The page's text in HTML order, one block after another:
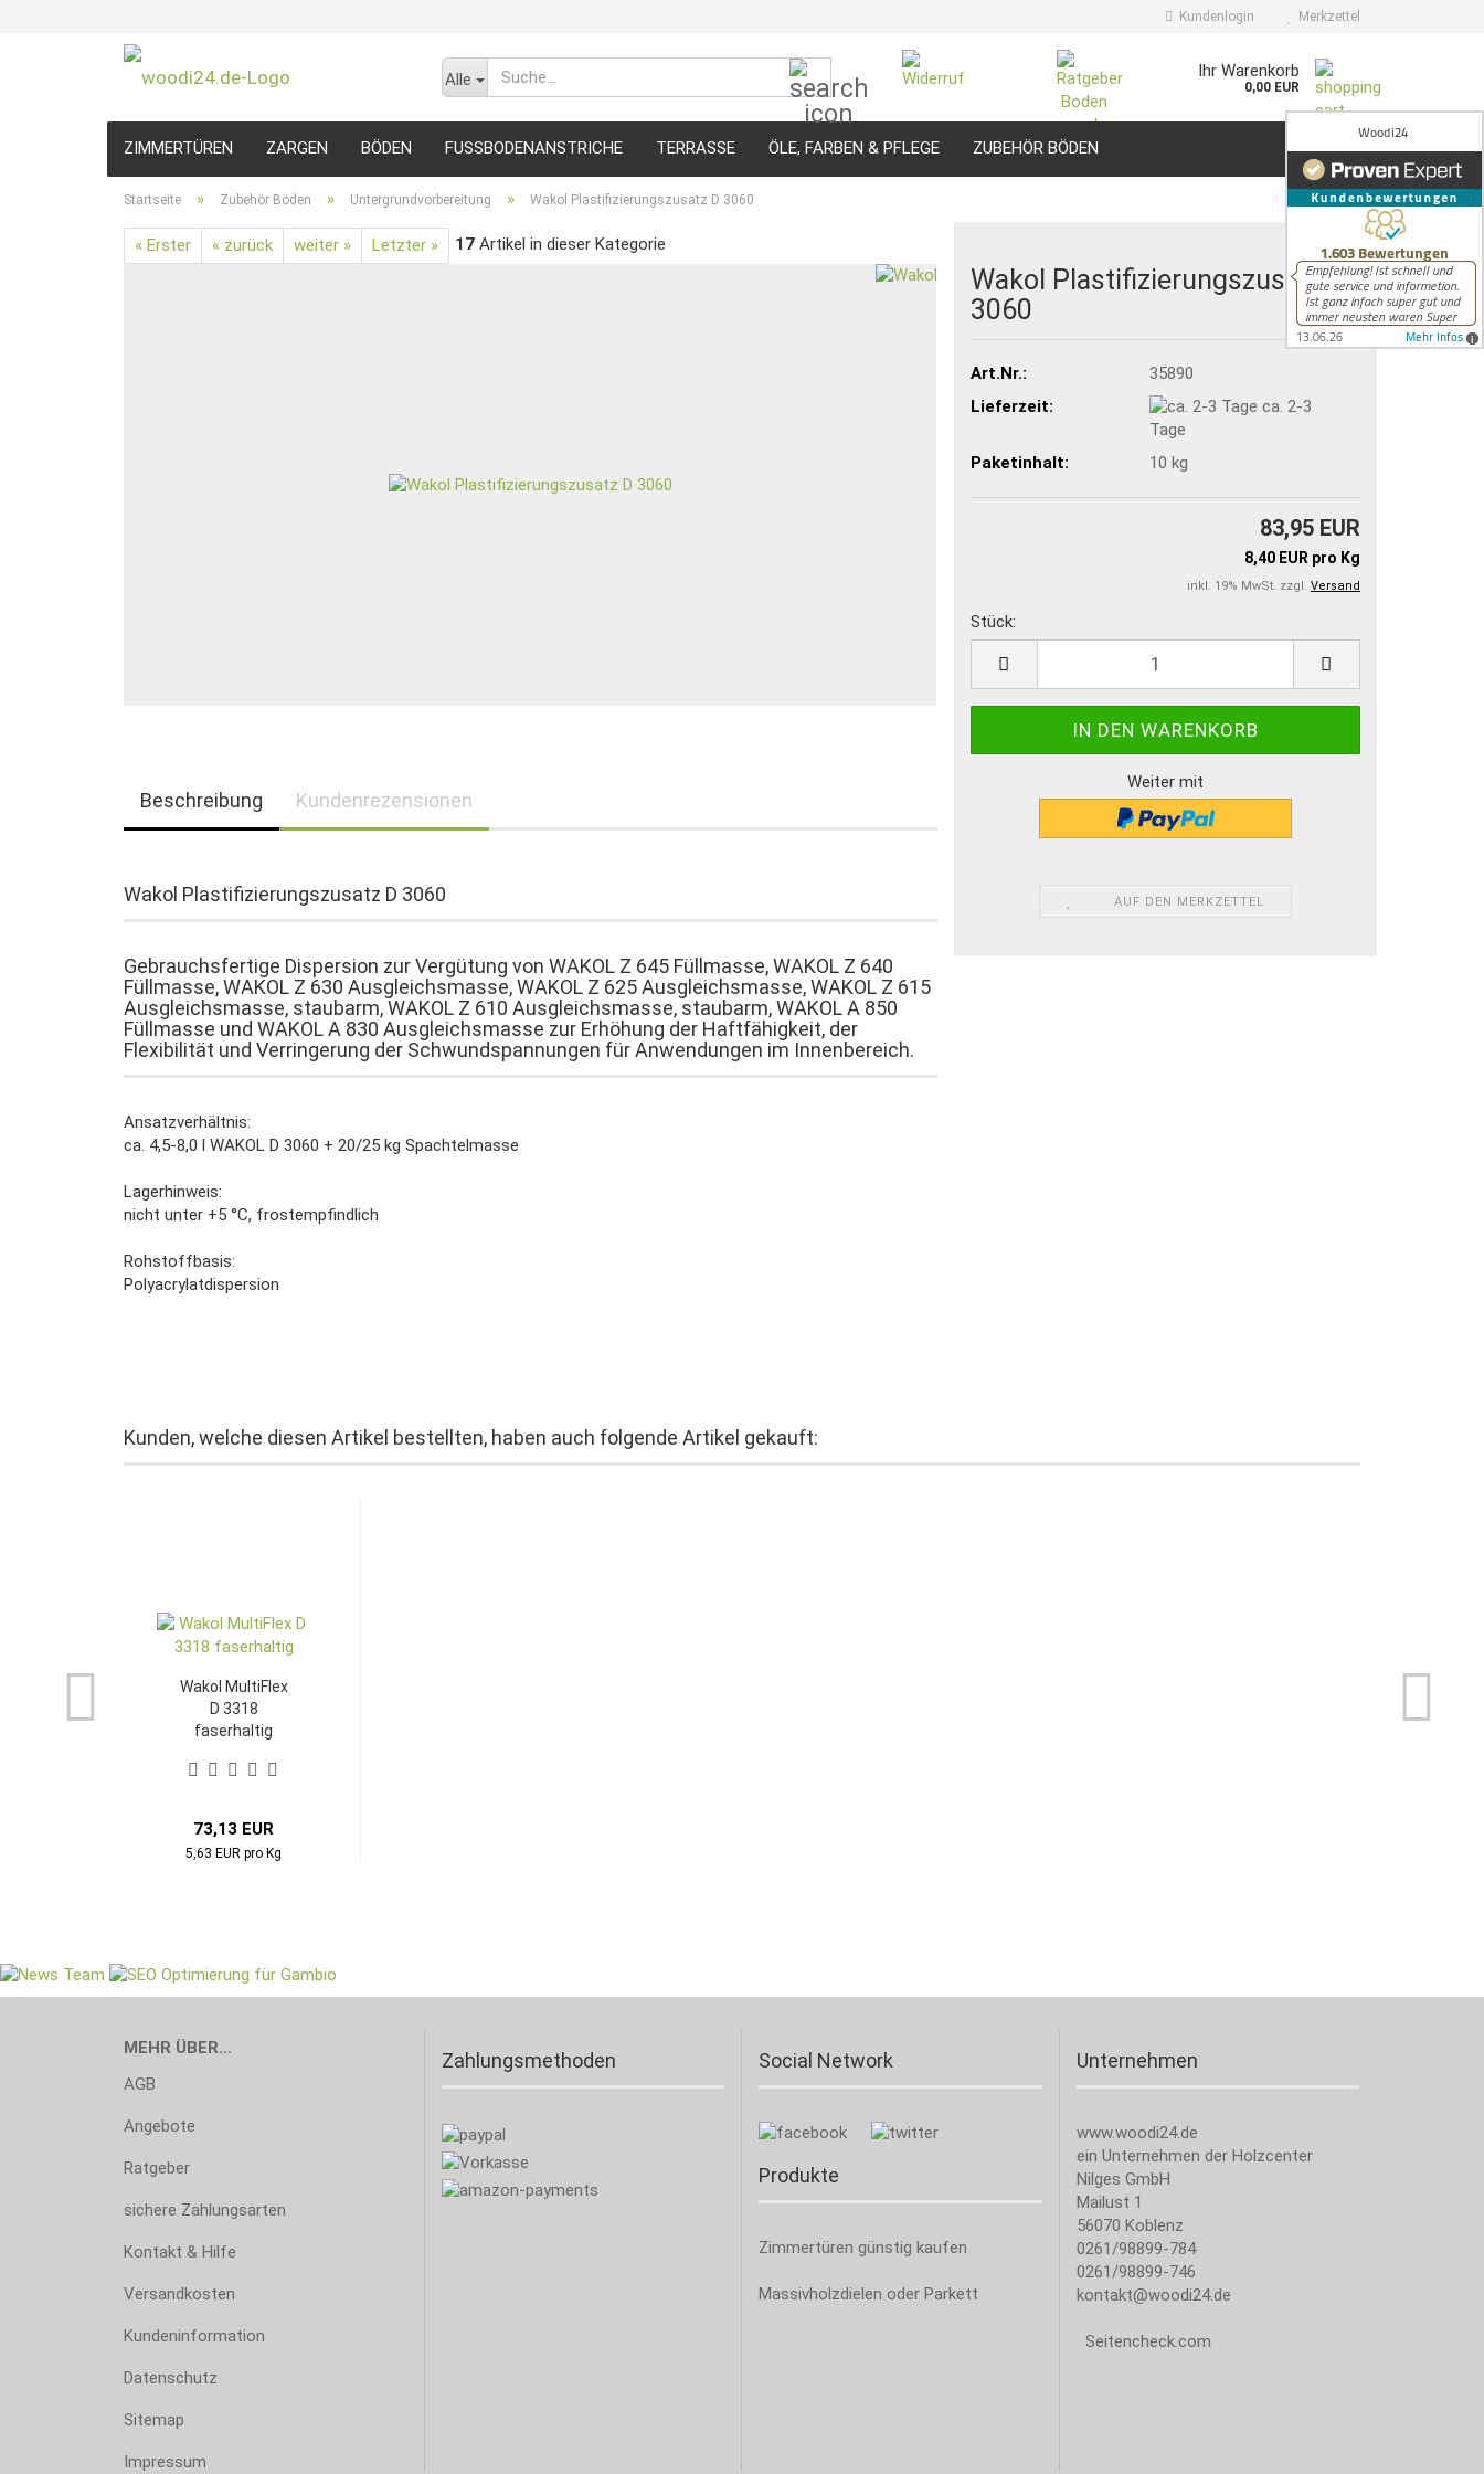
Kundenlogin Merkzettel
Alle Ihr Warenkorb
0,00 EUR
ZIMMERTÜREN ZARGEN BÖDEN FUSSBODENANSTRICHE TERRASSE ÖLE, FARBEN & PFLEGE ZUBEHÖR BÖDEN HILFE
Startseite » Zubehör Böden » Untergrundvorbereitung » Wakol Plastifizierungszusatz D 3060
« Erster « zurück weiter » Letzter » 17 Artikel in dieser Kategorie
Wakol Plastifizierungszusatz D
3060
Art.Nr.:
35890
Lieferzeit:
ca. 2-3
Tage
Paketinhalt:
10 kg
83,95 EUR
8,40 EUR pro Kg
inkl. 19% MwSt. zzgl. Versand
Stück:
Stück
Weiter mit
AUF DEN MERKZETTEL
Beschreibung Kundenrezensionen
Wakol Plastifizierungszusatz D 3060
Gebrauchsfertige Dispersion zur Vergütung von WAKOL Z 645 Füllmasse, WAKOL Z 640
Füllmasse, WAKOL Z 630 Ausgleichsmasse, WAKOL Z 625 Ausgleichsmasse, WAKOL Z 615
Ausgleichsmasse, staubarm, WAKOL Z 610 Ausgleichsmasse, staubarm, WAKOL A 850
Füllmasse und WAKOL A 830 Ausgleichsmasse zur Erhöhung der Haftfähigkeit, der
Flexibilität und Verringerung der Schwundspannungen für Anwendungen im Innenbereich.
Ansatzverhältnis:
ca. 4,5-8,0 l WAKOL D 3060 + 20/25 kg Spachtelmasse
Lagerhinweis:
nicht unter +5 °C, frostempfindlich
Rohstoffbasis:
Polyacrylatdispersion
Kunden, welche diesen Artikel bestellten, haben auch folgende Artikel gekauft:
Wakol MultiFlex
D 3318
faserhaltig
73,13 EUR
5,63 EUR pro Kg
MEHR ÜBER...
AGB
Angebote
Ratgeber
sichere Zahlungsarten
Kontakt & Hilfe
Versandkosten
Kundeninformation
Datenschutz
Sitemap
Impressum
Zahlungsmethoden Social Network
Produkte
Zimmertüren günstig kaufen
Massivholzdielen oder Parkett
Unternehmen
www.woodi24.de
ein Unternehmen der Holzcenter
Nilges GmbH
Mailust 1
56070 Koblenz
0261/98899-784
0261/98899-746
kontakt@woodi24.de
Seitencheck.com